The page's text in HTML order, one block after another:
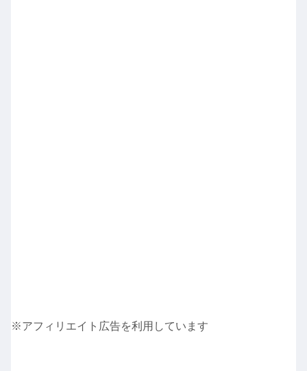
※アフィリエイト広告を利用しています